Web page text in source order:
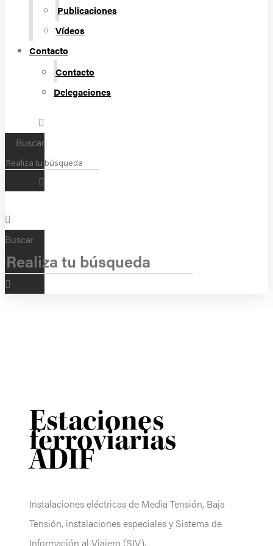
Publicaciones
Vídeos
Contacto
Contacto
Delegaciones
Buscar
Buscar
Estaciones
ferroviarias
ADIF
Instalaciones eléctricas de Media Tensión, Baja
Tensión, instalaciones especiales y Sistema de
Información al Viajero (SIV).